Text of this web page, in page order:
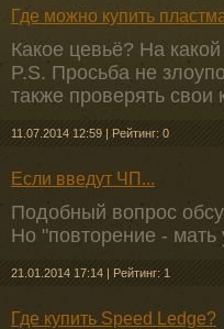
Где можно купить
Какое цевьё? На
P.S. Просьба не
также проверять
11.07.2014 12:59| Рейтинг: 0
Если введут ЧП...
Подобный вопрос
Но "повторение - мать
21.01.2014 17:14 | Рейтинг: 1
Где купить Speed Ledge?